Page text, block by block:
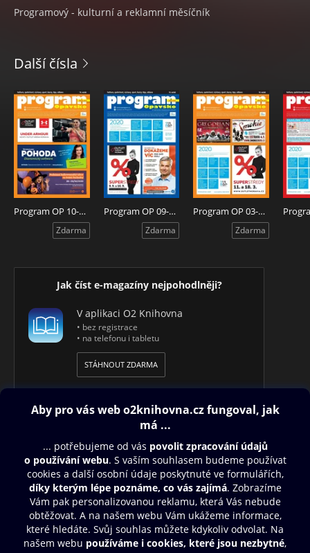
Programový - kulturní a reklamní měsíčník
Další čísla
Program OP 10-2020
Zdarma
Program OP 09-2020
Zdarma
Program OP 03-2020
Zdarma
Jak číst e-magazíny nejpohodlněji?
V aplikaci O2 Knihovna
• bez registrace
• na telefonu i tabletu
STÁHNOUT ZDARMA
Obsah ke stažení
Moje O2 Knihovna
Další zábava